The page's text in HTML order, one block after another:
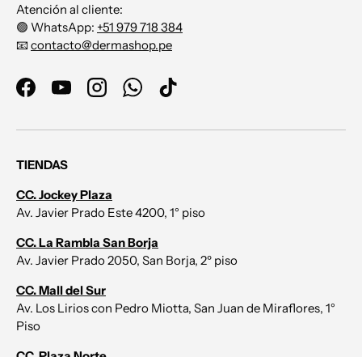
Atención al cliente:
🟢 WhatsApp: +51 979 718 384
📧 contacto@dermashop.pe
FacebookYouTubeInstagramWhatsApp
TikTok
TIENDAS
CC. Jockey Plaza
Av. Javier Prado Este 4200, 1° piso
CC. La Rambla San Borja
Av. Javier Prado 2050, San Borja, 2º piso
CC. Mall del Sur
Av. Los Lirios con Pedro Miotta, San Juan de Miraflores, 1°
Piso